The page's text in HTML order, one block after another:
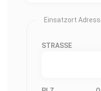
Einsatzort
STRASSE